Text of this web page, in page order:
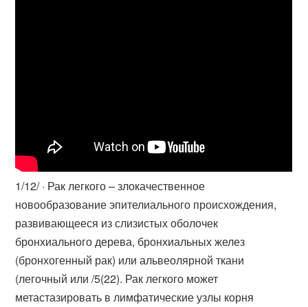
1/12/ · Рак легкого – злокачественное
новообразование эпителиального происхождения,
развивающееся из слизистых оболочек
бронхиального дерева, бронхиальных желез
(бронхогенный рак) или альвеолярной ткани
(легочный или /5(22). Рак легкого может
метастазировать в лимфатические узлы корня